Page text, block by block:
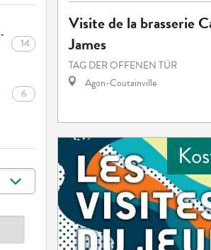
14
6
Visite de la brasserie
James
TAG DER OFFENEN TÜR
Agon-Coutainville